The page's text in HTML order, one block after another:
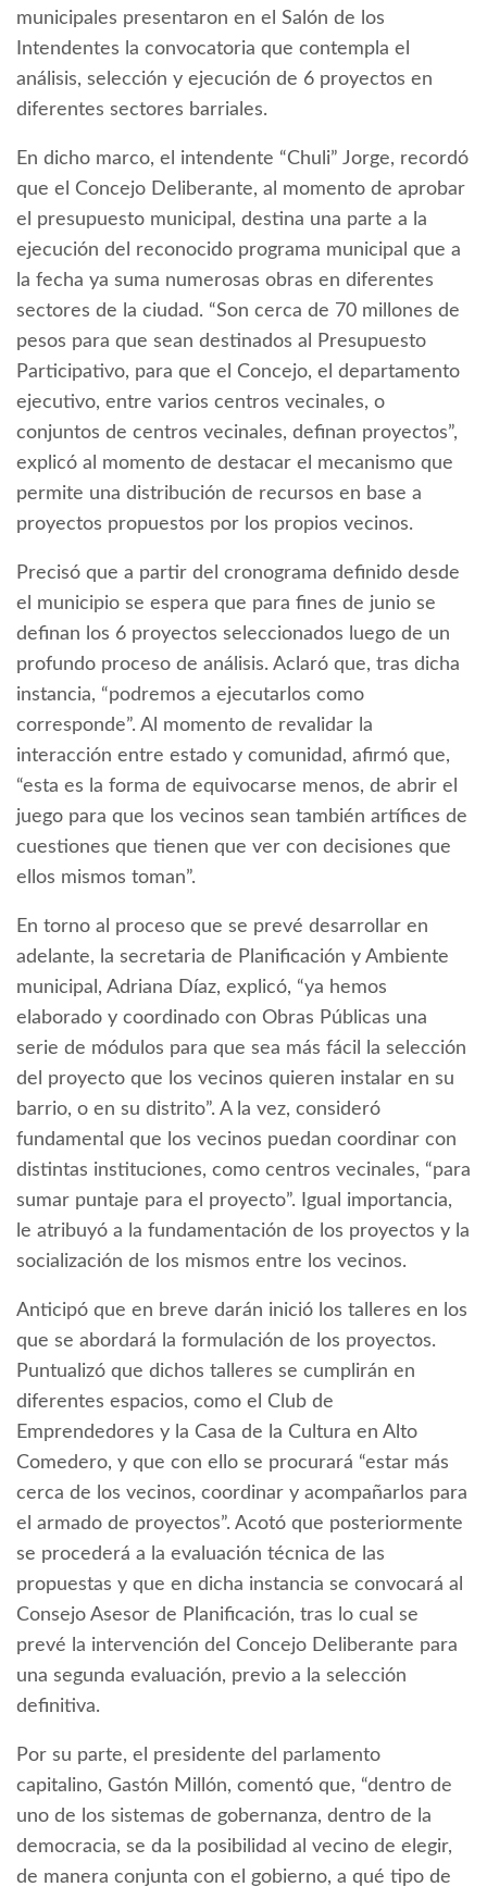
municipales presentaron en el Salón de los
Intendentes la convocatoria que contempla el
análisis, selección y ejecución de 6 proyectos en
diferentes sectores barriales.
En dicho marco, el intendente “Chuli” Jorge, recordó
que el Concejo Deliberante, al momento de aprobar
el presupuesto municipal, destina una parte a la
ejecución del reconocido programa municipal que a
la fecha ya suma numerosas obras en diferentes
sectores de la ciudad. “Son cerca de 70 millones de
pesos para que sean destinados al Presupuesto
Participativo, para que el Concejo, el departamento
ejecutivo, entre varios centros vecinales, o
conjuntos de centros vecinales, definan proyectos”,
explicó al momento de destacar el mecanismo que
permite una distribución de recursos en base a
proyectos propuestos por los propios vecinos.
Precisó que a partir del cronograma definido desde
el municipio se espera que para fines de junio se
definan los 6 proyectos seleccionados luego de un
profundo proceso de análisis. Aclaró que, tras dicha
instancia, “podremos a ejecutarlos como
corresponde”. Al momento de revalidar la
interacción entre estado y comunidad, afirmó que,
“esta es la forma de equivocarse menos, de abrir el
juego para que los vecinos sean también artífices de
cuestiones que tienen que ver con decisiones que
ellos mismos toman”.
En torno al proceso que se prevé desarrollar en
adelante, la secretaria de Planificación y Ambiente
municipal, Adriana Díaz, explicó, “ya hemos
elaborado y coordinado con Obras Públicas una
serie de módulos para que sea más fácil la selección
del proyecto que los vecinos quieren instalar en su
barrio, o en su distrito”. A la vez, consideró
fundamental que los vecinos puedan coordinar con
distintas instituciones, como centros vecinales, “para
sumar puntaje para el proyecto”. Igual importancia,
le atribuyó a la fundamentación de los proyectos y la
socialización de los mismos entre los vecinos.
Anticipó que en breve darán inició los talleres en los
que se abordará la formulación de los proyectos.
Puntualizó que dichos talleres se cumplirán en
diferentes espacios, como el Club de
Emprendedores y la Casa de la Cultura en Alto
Comedero, y que con ello se procurará “estar más
cerca de los vecinos, coordinar y acompañarlos para
el armado de proyectos”. Acotó que posteriormente
se procederá a la evaluación técnica de las
propuestas y que en dicha instancia se convocará al
Consejo Asesor de Planificación, tras lo cual se
prevé la intervención del Concejo Deliberante para
una segunda evaluación, previo a la selección
definitiva.
Por su parte, el presidente del parlamento
capitalino, Gastón Millón, comentó que, “dentro de
uno de los sistemas de gobernanza, dentro de la
democracia, se da la posibilidad al vecino de elegir,
de manera conjunta con el gobierno, a qué tipo de